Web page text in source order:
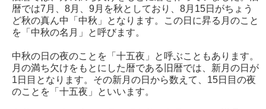
ジ
き
ま
暦では7月、8月、9月を秋としており、8月15日がちょう
ど秋の真ん中「中秋」となります。この日に昇る月のこと
を「中秋の名月」と呼びます。
中秋の日の夜のことを「十五夜」と呼ぶこともあります。
月の満ち欠けをもとにした暦である旧暦では、新月の日が
1日目となります。その新月の日から数えて、15日目の夜
のことを「十五夜」といいます。